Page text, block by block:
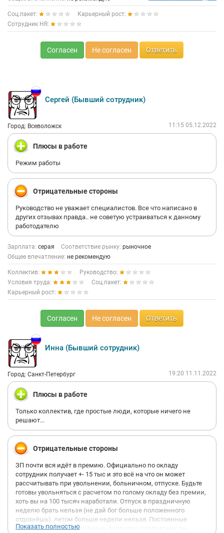
Соц.пакет:
Карьерный рост:
Сотрудник HR:
Согласен Не согласен Ответить
Сергей (Бывший сотрудник)
Город: Всеволожск 11:15 05.12.2022
Плюсы в работе
Режим работы
Отрицательные стороны
Руководство не уважает специалистов. Все что написано в
других отзывах правда.. не советую устраиваться к данному
работодателю
Зарплата: серая Соответствие рынку: рыночное
Общее впечатление: не рекомендую
Коллектив:
Руководство:
Условия труда:
Соц.пакет:
Карьерный рост:
Согласен Не согласен Ответить
Инна (Бывший сотрудник)
Город: Санкт-Петербург 19:20 11.11.2022
Плюсы в работе
Только коллектив, где простые люди, которые ничего не
решают...
Отрицательные стороны
ЗП почти вся идёт в премию. Официально по окладу
сотрудник получает +- 15 тыс и это всё на что он может
рассчитывать при увольнении, больничном, отпуске. Будьте
готовы увольняться с расчетом по голому окладу без премии,
хоть вы на 100 тысяч наработали. Отпуск в праздничную
неделю брать нельзя (не дай бог больше положенного
отдохнёшь), летом больше недели нельзя. Постоянные
штрафы. За план, за тайника. Аналитик смотрит как ты
Показать полностью